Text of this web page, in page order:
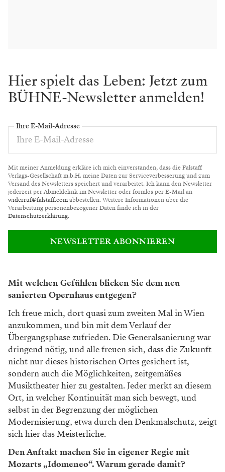
Hier spielt das Leben: Jetzt zum
BÜHNE-Newsletter anmelden!
Ihre E-Mail-Adresse
Mit meiner Anmeldung erkläre ich mich einverstanden, dass die Falstaff
Verlags-Gesellschaft m.b.H. meine Daten zur Serviceverbesserung und zum
Versand des Newsletters speichert und verarbeitet. Ich kann den Newsletter
jederzeit per Abmeldelink im Newsletter oder formlos per E-Mail an
widerruf@falstaff.comabbestellen. Weitere Informationen über die
Verarbeitung personenbezogener Daten finde ich in der
Datenschutzerklärung.
NEWSLETTER ABONNIEREN
Mit welchen Gefühlen blicken Sie dem neu
sanierten Opernhaus entgegen?
Ich freue mich, dort quasi zum zweiten Mal in Wien
anzukommen, und bin mit dem Verlauf der
Übergangsphase zufrieden. Die Generalsanierung war
dringend nötig, und alle freuen sich, dass die Zukunft
nicht nur dieses historischen Ortes gesichert ist,
sondern auch die Möglichkeiten, zeitgemäßes
Musiktheater hier zu gestalten. Jeder merkt an diesem
Ort, in welcher Kontinuität man sich bewegt, und
selbst in der Begrenzung der möglichen
Modernisierung, etwa durch den Denkmalschutz, zeigt
sich hier das Meisterliche.
Den Auftakt machen Sie in eigener Regie mit
Mozarts „Idomeneo“. Warum gerade damit?